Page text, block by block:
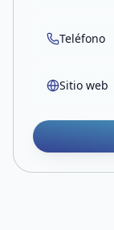
Teléfono
Sitio web